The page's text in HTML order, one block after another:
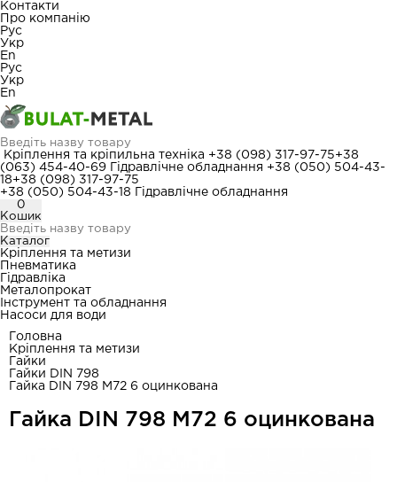
Контакти
Про компанію
Рус
Укр
En
Рус
Укр
En
Кріплення та кріпильна техніка +38 (098) 317-97-75+38
(063) 454-40-69
Гідравлічне обладнання +38 (050) 504-43-
18+38 (098) 317-97-75
+38 (050) 504-43-18
Гідравлічне обладнання
0
Кошик
Каталог
Кріплення та метизи
Пневматика
Гідравліка
Металопрокат
Інструмент та обладнання
Насоси для води
Головна
Кріплення та метизи
Гайки
Гайки DIN 798
Гайка DIN 798 М72 6 оцинкована
Гайка DIN 798 М72 6 оцинкована